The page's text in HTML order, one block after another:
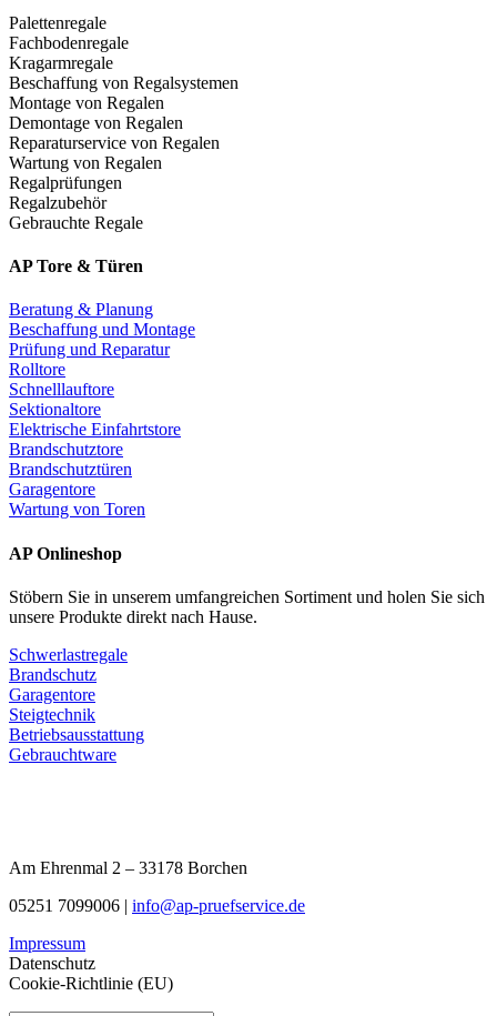
Palettenregale
Fachbodenregale
Kragarmregale
Beschaffung von Regalsystemen
Montage von Regalen
Demontage von Regalen
Reparaturservice von Regalen
Wartung von Regalen
Regalprüfungen
Regalzubehör
Gebrauchte Regale
AP Tore & Türen
Beratung & Planung
Beschaffung und Montage
Prüfung und Reparatur
Rolltore
Schnelllauftore
Sektionaltore
Elektrische Einfahrtstore
Brandschutztore
Brandschutztüren
Garagentore
Wartung von Toren
AP Onlineshop
Stöbern Sie in unserem umfangreichen Sortiment und holen Sie sich
unsere Produkte direkt nach Hause.
Schwerlastregale
Brandschutz
Garagentore
Steigtechnik
Betriebsausstattung
Gebrauchtware
Am Ehrenmal 2 – 33178 Borchen
05251 7099006 | info@ap-pruefservice.de
Impressum
Datenschutz
Cookie-Richtlinie (EU)